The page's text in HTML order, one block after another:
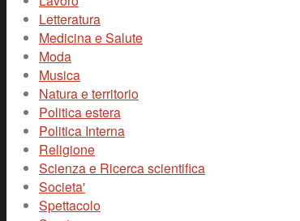
Letteratura
Medicina e Salute
Moda
Musica
Natura e territorio
Politica estera
Politica Interna
Religione
Scienza e Ricerca scientifica
Societa'
Spettacolo